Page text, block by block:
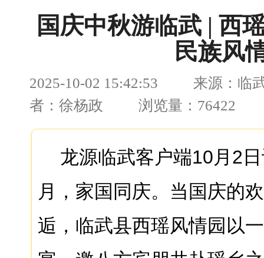
国庆中秋游临武 | 西
民族风
2025-10-02 15:42:53 来源：临武
者：徐杨政 浏览量：76422
龙源临武客户端10月2
月，家国同庆。当国庆的
逅，临武县西瑶风情园以